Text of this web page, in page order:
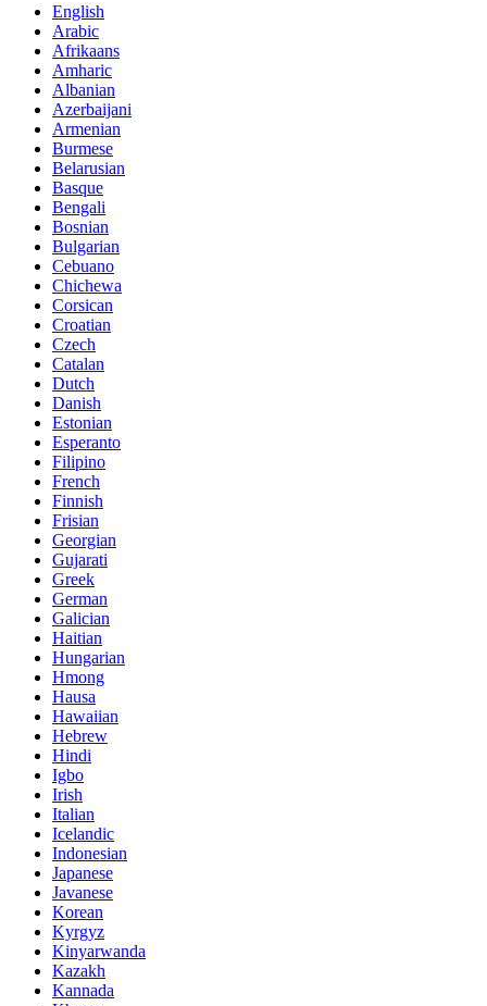
English
Arabic
Afrikaans
Amharic
Albanian
Azerbaijani
Armenian
Burmese
Belarusian
Basque
Bengali
Bosnian
Bulgarian
Cebuano
Chichewa
Corsican
Croatian
Czech
Catalan
Dutch
Danish
Estonian
Esperanto
Filipino
French
Finnish
Frisian
Georgian
Gujarati
Greek
German
Galician
Haitian
Hungarian
Hmong
Hausa
Hawaiian
Hebrew
Hindi
Igbo
Irish
Italian
Icelandic
Indonesian
Japanese
Javanese
Korean
Kyrgyz
Kinyarwanda
Kazakh
Kannada